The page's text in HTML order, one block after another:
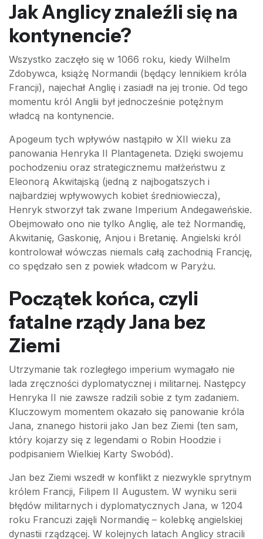
Jak Anglicy znaleźli się na
kontynencie?
Wszystko zaczęło się w 1066 roku, kiedy Wilhelm
Zdobywca, książę Normandii (będący lennikiem króla
Francji), najechał Anglię i zasiadł na jej tronie. Od tego
momentu król Anglii był jednocześnie potężnym
władcą na kontynencie.
Apogeum tych wpływów nastąpiło w XII wieku za
panowania Henryka II Plantageneta. Dzięki swojemu
pochodzeniu oraz strategicznemu małżeństwu z
Eleonorą Akwitajską (jedną z najbogatszych i
najbardziej wpływowych kobiet średniowiecza),
Henryk stworzył tak zwane Imperium Andegaweńskie.
Obejmowało ono nie tylko Anglię, ale też Normandię,
Akwitanię, Gaskonię, Anjou i Bretanię. Angielski król
kontrolował wówczas niemals całą zachodnią Francję,
co spędzało sen z powiek władcom w Paryżu.
Początek końca, czyli
fatalne rządy Jana bez
Ziemi
Utrzymanie tak rozległego imperium wymagało nie
lada zręczności dyplomatycznej i militarnej. Następcy
Henryka II nie zawsze radzili sobie z tym zadaniem.
Kluczowym momentem okazało się panowanie króla
Jana, znanego historii jako Jan bez Ziemi (ten sam,
który kojarzy się z legendami o Robin Hoodzie i
podpisaniem Wielkiej Karty Swobód).
Jan bez Ziemi wszedł w konflikt z niezwykle sprytnym
królem Francji, Filipem II Augustem. W wyniku serii
błędów militarnych i dyplomatycznych Jana, w 1204
roku Francuzi zajęli Normandię – kolebkę angielskiej
dynastii rządzącej. W kolejnych latach Anglicy stracili